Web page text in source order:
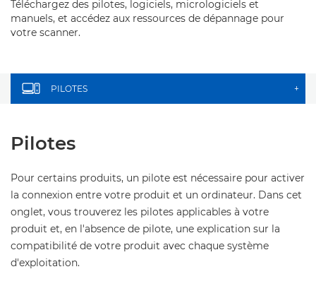
Téléchargez des pilotes, logiciels, micrologiciels et
manuels, et accédez aux ressources de dépannage pour
votre scanner.
PILOTES +
Pilotes
Pour certains produits, un pilote est nécessaire pour activer
la connexion entre votre produit et un ordinateur. Dans cet
onglet, vous trouverez les pilotes applicables à votre
produit et, en l'absence de pilote, une explication sur la
compatibilité de votre produit avec chaque système
d'exploitation.